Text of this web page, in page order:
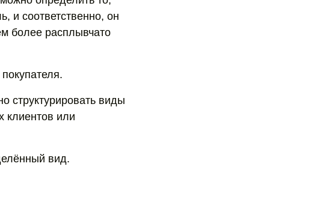
и соответственно, он
более расплывчато
структурировать виды
клиентов или
вид.